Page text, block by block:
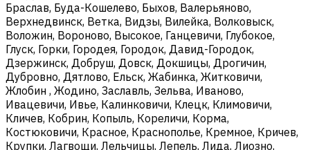
Браслав, Буда-Кошелево, Быхов, Валерьяново,
Верхнедвинск, Ветка, Видзы, Вилейка, Волковыск,
Воложин, Вороново, Высокое, Ганцевичи, Глубокое,
Глуск, Горки, Городея, Городок, Давид-Городок,
Дзержинск, Добруш, Довск, Докшицы, Дрогичин,
Дубровно, Дятлово, Ельск, Жабинка, Житковичи,
Жлобин , Жодино, Заславль, Зельва, Иваново,
Ивацевичи, Ивье, Калинковичи, Клецк, Климовичи,
Кличев, Кобрин, Копыль, Кореличи, Корма,
Костюковичи, Красное, Краснополье, Кремное, Кричев,
Крупки, Лагвощи, Лельчицы, Лепель, Лида, Лиозно,